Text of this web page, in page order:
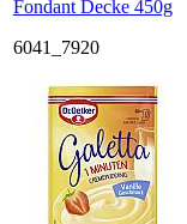
Fondant Decke 450g
6041_7920